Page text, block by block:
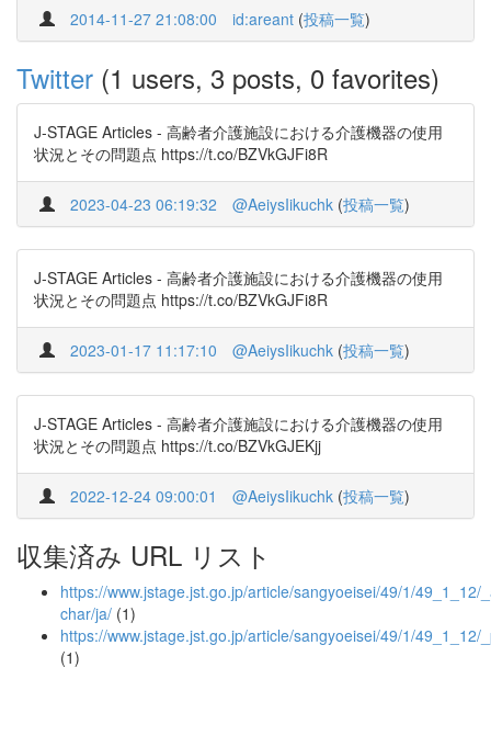
2014-11-27 21:08:00 id:areant (投稿一覧)
Twitter (1 users, 3 posts, 0 favorites)
J-STAGE Articles - 高齢者介護施設における介護機器の使用
状況とその問題点 https://t.co/BZVkGJFi8R
2023-04-23 06:19:32 @AeiysIikuchk (投稿一覧)
J-STAGE Articles - 高齢者介護施設における介護機器の使用
状況とその問題点 https://t.co/BZVkGJFi8R
2023-01-17 11:17:10 @AeiysIikuchk (投稿一覧)
J-STAGE Articles - 高齢者介護施設における介護機器の使用
状況とその問題点 https://t.co/BZVkGJEKjj
2022-12-24 09:00:01 @AeiysIikuchk (投稿一覧)
収集済み URL リスト
https://www.jstage.jst.go.jp/article/sangyoeisei/49/1/49_1_12/
char/ja/ (1)
https://www.jstage.jst.go.jp/article/sangyoeisei/49/1/49_1_12/
(1)